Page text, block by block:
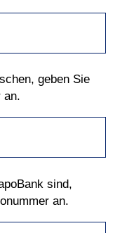
geben Sie
an.
sind,
an.